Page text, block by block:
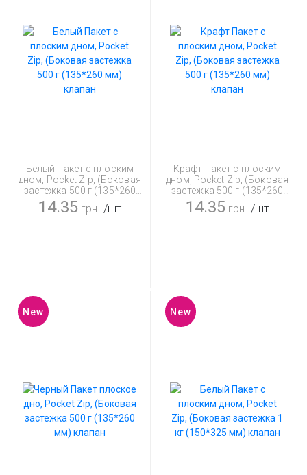
Белый Пакет с плоским
дном, Pocket Zip, (Боковая
застежка 500 г (135*260
мм) клапан
14.35 грн. /шт
Крафт Пакет с плоским
дном, Pocket Zip, (Боковая
застежка 500 г (135*260
мм) клапан
14.35 грн. /шт
New New